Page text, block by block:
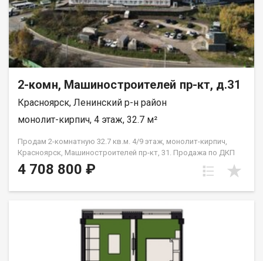
2-комн, Машиностроителей пр-кт, д.31
Красноярск, Ленинский р-н район
монолит-кирпич, 4 этаж, 32.7 м²
Продам 2-комнатную 32.7 кв.м. 4/9 этаж, монолит-кирпич,
Красноярск, Машиностроителей пр-кт, 31. Продажа по ДКП
НЕ ОТ ЗАСТРОЙЩИКА
4 708 800 ₽